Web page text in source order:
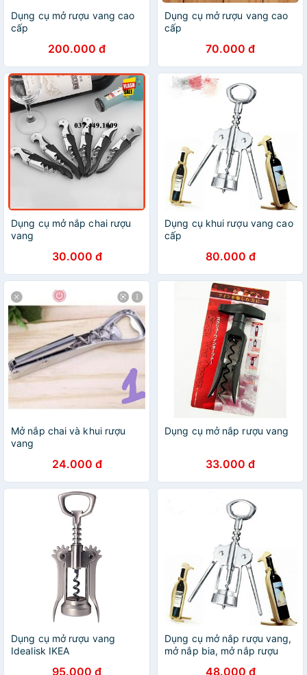
Dụng cụ mở rượu vang cao
cấp
200.000 đ
Dụng cụ mở rượu vang cao
cấp
70.000 đ
Dụng cụ mở nắp chai rượu
vang
30.000 đ
Dụng cụ khui rượu vang cao
cấp
80.000 đ
Mở nắp chai và khui rượu
vang
24.000 đ
Dụng cụ mở nắp rượu vang
33.000 đ
Dụng cụ mở rượu vang
Idealisk IKEA
95.000 đ
Dụng cụ mở nắp rượu vang,
mở nắp bia, mở nắp rượu
48.000 đ